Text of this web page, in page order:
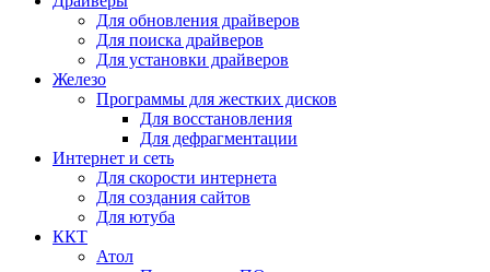
Для обновления драйверов
Для поиска драйверов
Для установки драйверов
Железо
Программы для жестких дисков
Для восстановления
Для дефрагментации
Интернет и сеть
Для скорости интернета
Для создания сайтов
Для ютуба
ККТ
Атол